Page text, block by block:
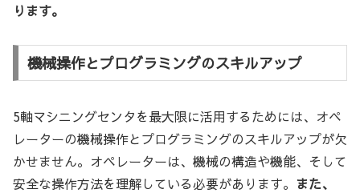
ります。
機械操作とプログラミングのスキルアップ
5軸マシニングセンタを最大限に活用するためには、オペ
レーターの機械操作とプログラミングのスキルアップが欠
かせません。オペレーターは、機械の構造や機能、そして
安全な操作方法を理解している必要があります。 また、